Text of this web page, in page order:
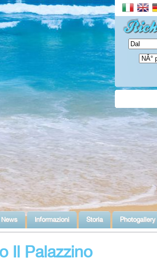
News Informazioni Storia Photogallery
Il Palazzino